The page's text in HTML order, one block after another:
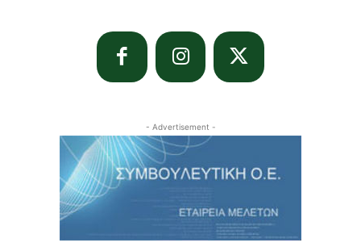
- Advertisement -